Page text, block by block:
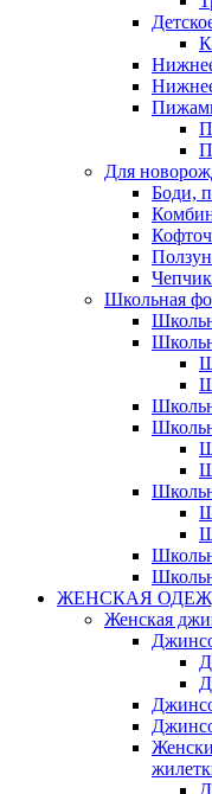
Для
Боди,
Школьная
ЖЕНСКАЯ
Женская